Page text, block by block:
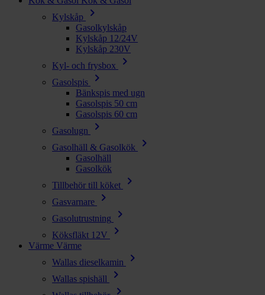
Kylskåp
chevron_right
Gasolkylskåp
Kylskåp 12/24V
Kylskåp 230V
Kyl- och frysbox
chevron_right
Gasolspis chevron_right
Bänkspis med ugn
Gasolspis 50 cm
Gasolspis 60 cm
Gasolugn
chevron_right
Gasolhäll & Gasolkök chevron_right
Gasolhäll
Gasolkök
Tillbehör till köket
chevron_right
Gasvarnare chevron_right
Gasolutrustning chevron_right
Köksfläkt 12V chevron_right
Värme Värme
Wallas dieselkamin
chevron_right
Wallas spishäll chevron_right
chevron_right